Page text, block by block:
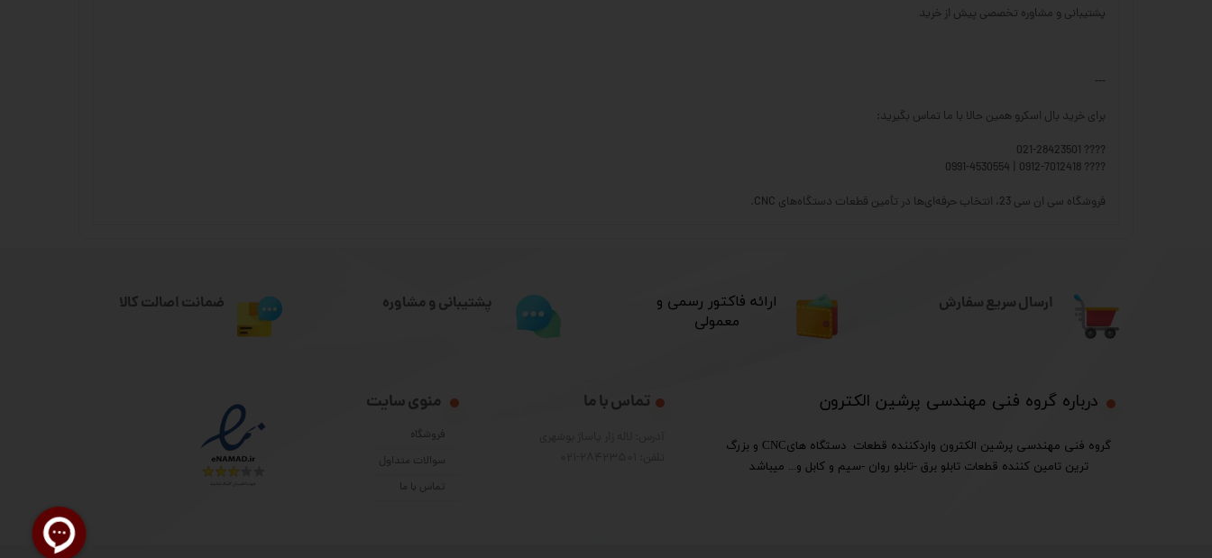
پشتیبانی و مشاوره تخصصی پیش از خرید
---
برای خرید بال اسکرو همین حالا با ما تماس بگیرید:
???? 021-28423501
???? 0912-7012418 | 0991-4530554
فروشگاه سی ان سی 23، انتخاب حرفه‌ای‌ها در تأمین قطعات دستگاه‌های CNC.
ارسال سریع سفارش
درباره گروه فنی مهندسی پرشین الکترون​​​​​​​
​گروه فنی مهندسی پرشین الکترون واردکننده قطعات دستگاه هایCNC و بزرگ
ترین تامین کننده قطعات تابلو برق -تابلو روان -سیم و کابل و... میباشد
منوی سایت
فروشگاه
سوالات متداول
تماس با ما
تماس با ما
​ارائه فاکتور رسمی و
معمولی
پشتیبانی و مشاوره ضمانت اصالت کالا